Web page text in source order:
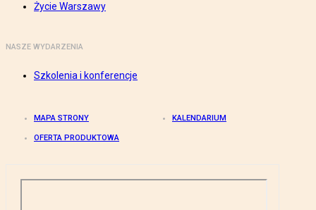
Życie Warszawy
NASZE WYDARZENIA
Szkolenia i konferencje
MAPA STRONY KALENDARIUM
OFERTA PRODUKTOWA